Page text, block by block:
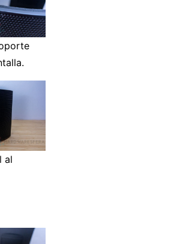
al